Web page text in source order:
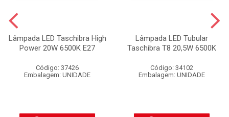
Lâmpada LED Taschibra High
Power 20W 6500K E27
Código: 37426
Embalagem: UNIDADE
Lâmpada LED Tubular
Taschibra T8 20,5W 6500K
Código: 34102
Embalagem: UNIDADE